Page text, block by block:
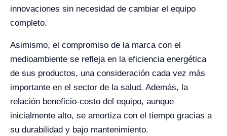
innovaciones sin necesidad de cambiar el equipo
completo.
Asimismo, el compromiso de la marca con el
medioambiente se refleja en la eficiencia energética
de sus productos, una consideración cada vez más
importante en el sector de la salud. Además, la
relación beneficio-costo del equipo, aunque
inicialmente alto, se amortiza con el tiempo gracias a
su durabilidad y bajo mantenimiento.